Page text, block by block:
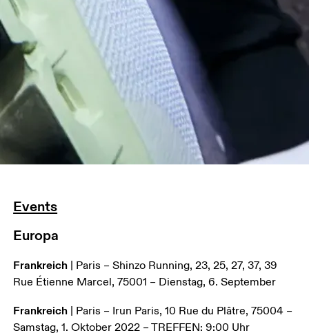
Events
Europa
Frankreich | Paris – Shinzo Running, 23, 25, 27, 37, 39
Rue Étienne Marcel, 75001 – Dienstag, 6. September
Frankreich | Paris – Irun Paris, 10 Rue du Plâtre, 75004 –
Samstag, 1. Oktober 2022 – TREFFEN: 9:00 Uhr